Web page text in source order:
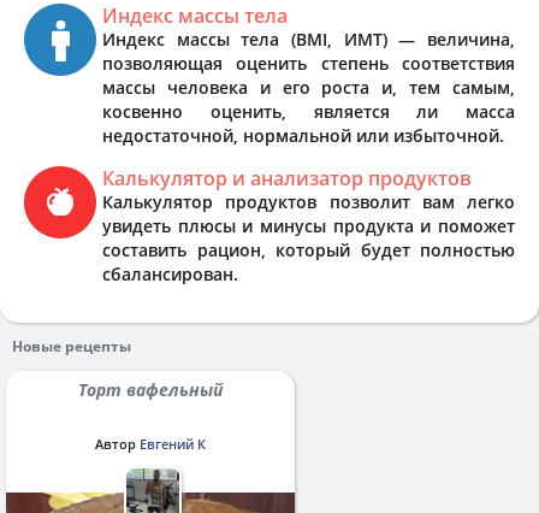
Индекс массы тела
Индекс массы тела (BMI, ИМТ) — величина,
позволяющая оценить степень соответствия
массы человека и его роста и, тем самым,
косвенно оценить, является ли масса
недостаточной, нормальной или избыточной.
Калькулятор и анализатор продуктов
Калькулятор продуктов позволит вам легко
увидеть плюсы и минусы продукта и поможет
составить рацион, который будет полностью
сбалансирован.
Новые рецепты
Торт вафельный
Автор Евгений К